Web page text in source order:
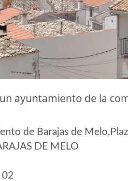
ayuntamiento de la
de Barajas de
DE MELO
02